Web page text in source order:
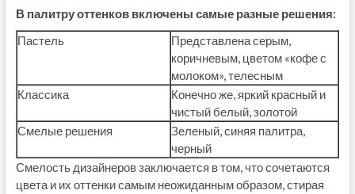
В палитру оттенков включены самые разные решения:
Пастель
Представлена серым,
коричневым, цветом «кофе с
молоком», телесным
Классика
Конечно же, яркий красный и
чистый белый, золотой
Смелые решения
Зеленый, синяя палитра,
черный
Смелость дизайнеров заключается в том, что сочетаются
цвета и их оттенки самым неожиданным образом, стирая